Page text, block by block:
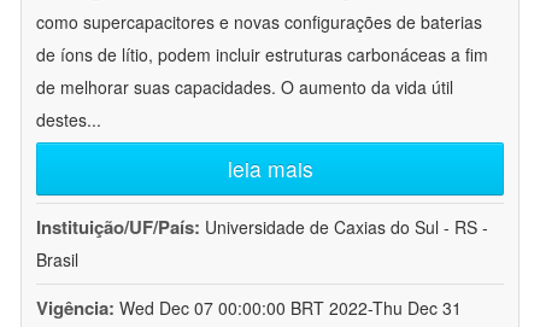
como supercapacitores e novas configurações de baterias
de íons de lítio, podem incluir estruturas carbonáceas a fim
de melhorar suas capacidades. O aumento da vida útil
destes...
leia mais
Instituição/UF/País: Universidade de Caxias do Sul - RS -
Brasil
Vigência: Wed Dec 07 00:00:00 BRT 2022-Thu Dec 31